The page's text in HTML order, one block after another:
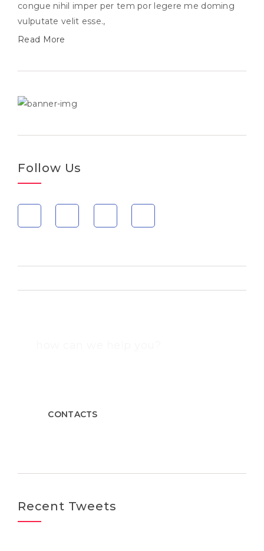
congue nihil imper per tem por legere me doming
vulputate velit esse.,
Read More
Follow Us
CONTACTS
Recent Tweets